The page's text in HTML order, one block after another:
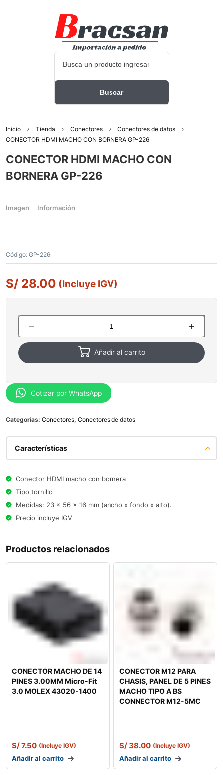
Inicio Tienda Conectores
Conectores de datos
CONECTOR HDMI MACHO CON BORNERA GP-226
CONECTOR HDMI MACHO CON
BORNERA GP-226
Imagen Información
Código: GP-226
S/ 28.00 (Incluye IGV)
Añadir al carrito
Cotizar por WhatsApp
Categorías: Conectores, Conectores de datos
Características
Conector HDMI macho con bornera
Tipo tornillo
Medidas: 23 x 56 x 16 mm (ancho x fondo x alto).
Precio incluye IGV
Productos relacionados
CONECTOR MACHO DE 14
PINES 3.00MM Micro-Fit
3.0 MOLEX 43020-1400
S/7.50 (Incluye IGV)
Añadir al carrito
CONECTOR M12 PARA
CHASIS, PANEL DE 5 PINES
MACHO TIPO A BS
CONNECTOR M12-5MC
S/38.00 (Incluye IGV)
Añadir al carrito